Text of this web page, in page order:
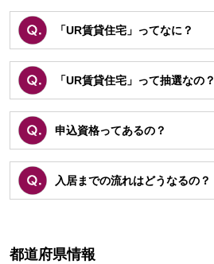
「UR賃貸住宅」ってなに？
「UR賃貸住宅」って抽選なの？
申込資格ってあるの？
入居までの流れはどうなるの？
都道府県情報